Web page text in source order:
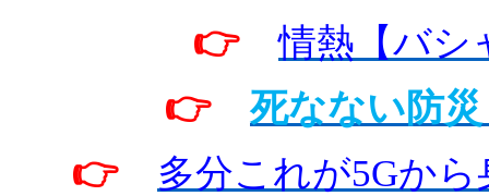
👉
情熱【バシ
👉
死なない防
👉
多分これが5Gから